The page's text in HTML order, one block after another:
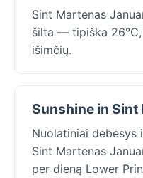
Sint Martenas
šilta — tipiška
išimčių.
Sunshine in
Nuolatiniai debesys
Sint Martenas
per dieną Lower